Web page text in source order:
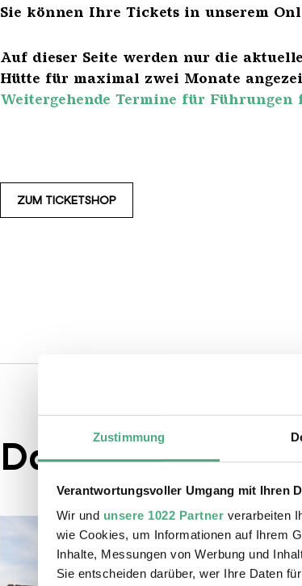
Zustimmung
Verantwortungsvoller Umgang mit Ihren
Wir und unsere 1022 Partner verarbeiten
wie Cookies, um Informationen auf Ihrem
Inhalte, Messungen von Werbung und
Sie entscheiden darüber, wer Ihre Daten
Sie können Ihre Tickets in unserem
Auf dieser Seite werden nur die
Hütte für maximal zwei Monate
Weitergehende Termine für Führungen
ZUM TICKETSHOP
Das könnte Sie